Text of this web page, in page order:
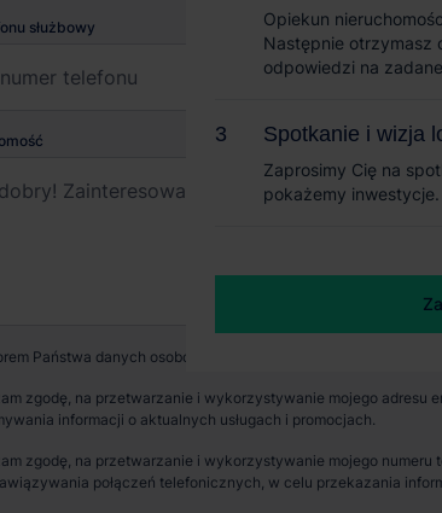
Opiekun
Następnie otrzymasz
odpowiedzi na
Spotkanie i wizja
Zaprosimy Cię na
pokażemy inwestycje.
służbowy
Państwa danych osobowych jest CBRE sp. z o. o. z
zgodę, na przetwarzanie i wykorzystywanie mojego adresu
informacji o aktualnych usługach i promocjach.
zgodę, na przetwarzanie i wykorzystywanie mojego
połączeń telefonicznych, w celu przekazania
Opiekun
Następnie otrzymasz
odpowiedzi na
Spotkanie i wizja
Zaprosimy Cię na
pokażemy inwestycje.